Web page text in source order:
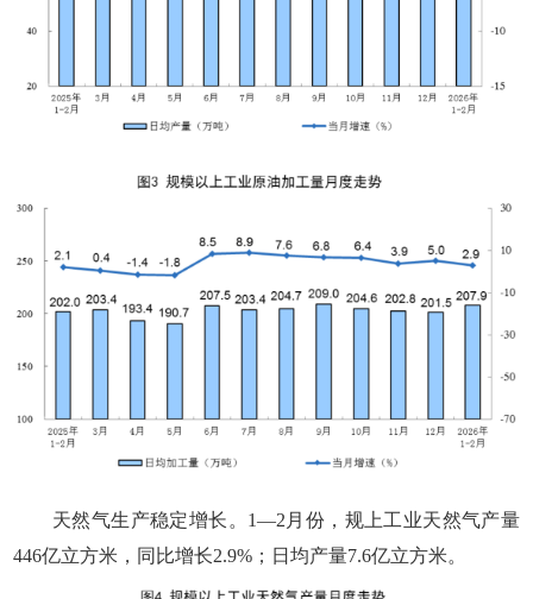
天然气生产稳定增长。1—2月份，规上工业天然气产量
446亿立方米，同比增长2.9%；日均产量7.6亿立方米。